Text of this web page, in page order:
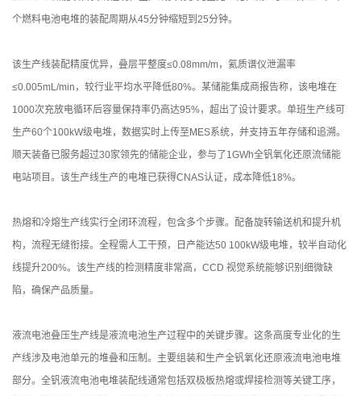
个燃料电池电堆的装配周期从45分钟缩短到25分钟。
该生产线装配精度优异，叠层平整度≤0.08mm/m，氦质谱仪泄漏率
≤0.005mL/min，较行业平均水平降低80%。某储能集成商报告称，该电堆在
1000次充放电循环后容量保持率仍高达95%，超出了设计要求。单班生产线可
生产60个100kW级电堆，数据实时上传至MES系统，并支持五年存储和追溯。
顺天装备已服务超过30家领先的储能企业，参与了1GWh全钒氧化还原流储能
电站项目。该生产线生产的电堆已获得CNAS认证，成本降低18%。
热熔和冷熔生产线实行全闭环流程，包含多个步骤。配备旋转输送机和提升机
构，流程无缝衔接。全程需人工干预，日产能达50 100kW级电堆，较半自动化
线提升200%。该生产线的检测精度非常高，CCD 视觉系统能够识别细微缺
陷，确保产品质量。
液流电池叠压生产线是液流电池生产过程中的关键步骤。这条高度专业化的生
产线涉及电池单元的堆叠和压制。主要组装和生产全钒氧化还原液流电池电堆
部分。全钒液流电池电堆装配线通常包括双极板热熔或焊接检测等关键工序，